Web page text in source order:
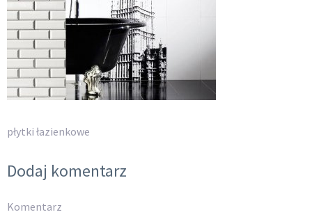
płytki łazienkowe
Dodaj komentarz
Komentarz